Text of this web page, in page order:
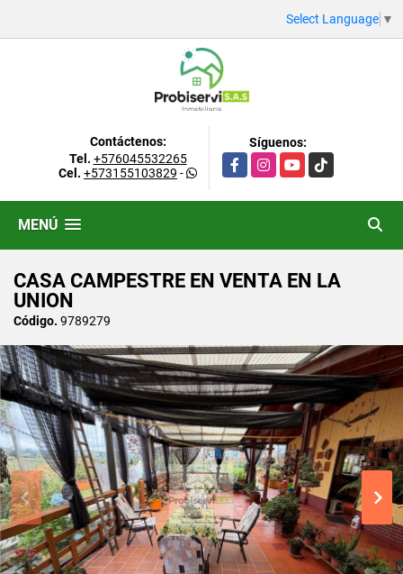
Select Language ▼
Contáctenos:
Tel. +576045532265
Cel. +573155103829 -
Síguenos:
FacebookInstagramYouTubeTikTok
MENÚ
CASA CAMPESTRE EN VENTA EN LA
UNION
Código. 9789279